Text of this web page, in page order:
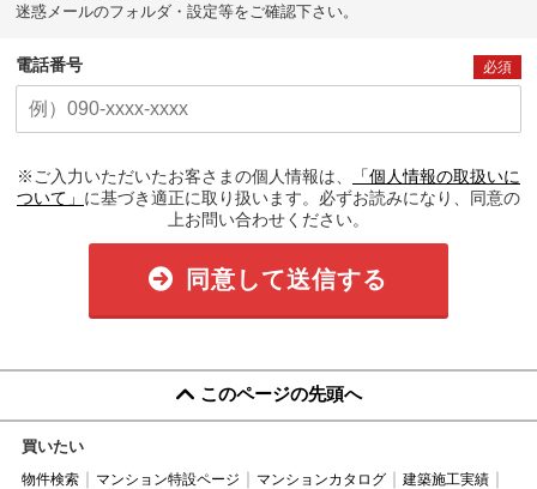
迷惑メールのフォルダ・設定等をご確認下さい。
電話番号 必須
※ご入力いただいたお客さまの個人情報は、
「個人情報の取扱いに
ついて」 に基づき適正に取り扱います。必ずお読みになり、同意の
上お問い合わせください。
同意して送信する
このページの先頭へ
買いたい
物件検索 マンション特設ページ マンションカタログ
建築施工実績